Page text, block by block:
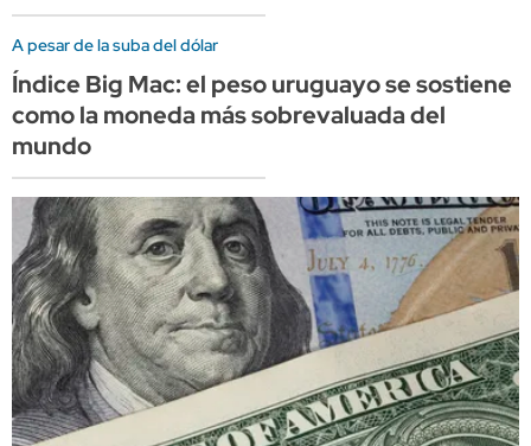
A pesar de la suba del dólar
Índice Big Mac: el peso uruguayo se sostiene
como la moneda más sobrevaluada del
mundo